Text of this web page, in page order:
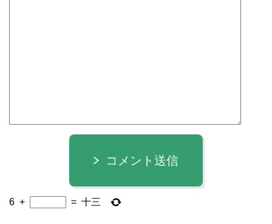
コメント送信
6 + = 十三